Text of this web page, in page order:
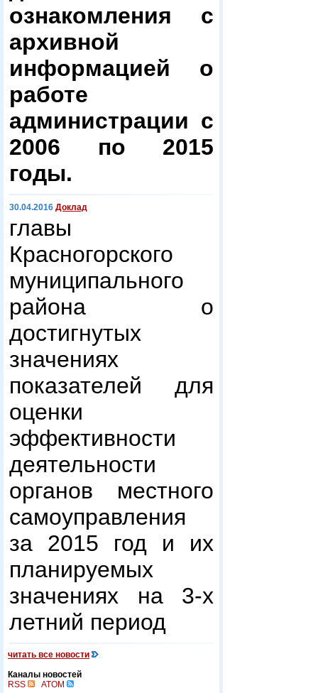
ознакомления с
архивной
информацией о
работе
администрации с
2006 по 2015
годы.
30.04.2016 Доклад
главы
Красногорского
муниципального
района о
достигнутых
значениях
показателей для
оценки
эффективности
деятельности
органов местного
самоуправления
за 2015 год и их
планируемых
значениях на 3-х
летний период
читать все новости
Каналы новостей
RSS
ATOM